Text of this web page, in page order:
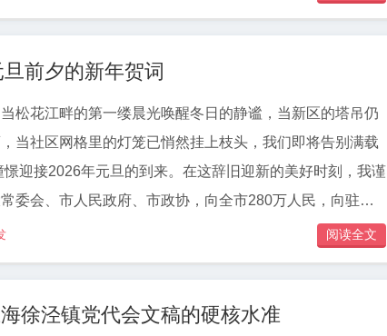
重点工作时，仅关注自身负责的环节成效，忽视了其对整
前夕的新年贺词
松花江畔的第一缕晨光唤醒冬日的静谧，当新区的塔吊仍
当社区网格里的灯笼已悄然挂上枝头，我们即将告别满载
迎接2026年元旦的到来。在这辞旧迎新的美好时刻，我谨
委会、市人民政府、市政协，向全市280万人民，向驻人
安干警，向各民主党派、工商联、人民团体和社会各界人
德、共筑梦想的一年。我们始终锚定“产业强市、生态兴
阅读全文
徐泾镇党代会文稿的硬核水准